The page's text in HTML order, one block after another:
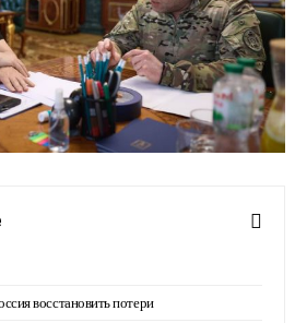
восстановить потери